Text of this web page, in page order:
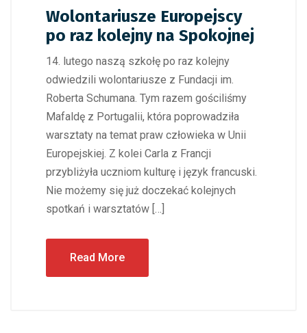
Wolontariusze Europejscy
po raz kolejny na Spokojnej
14. lutego naszą szkołę po raz kolejny
odwiedzili wolontariusze z Fundacji im.
Roberta Schumana. Tym razem gościliśmy
Mafaldę z Portugalii, która poprowadziła
warsztaty na temat praw człowieka w Unii
Europejskiej. Z kolei Carla z Francji
przybliżyła uczniom kulturę i język francuski.
Nie możemy się już doczekać kolejnych
spotkań i warsztatów […]
Read More